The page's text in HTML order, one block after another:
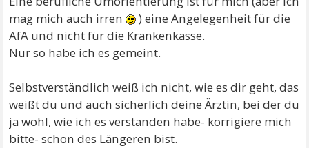
mag mich auch irren
) eine Angelegenheit für die
AfA und nicht für die Krankenkasse.
Nur so habe ich es gemeint.
Selbstverständlich weiß ich nicht, wie es dir geht, das
weißt du und auch sicherlich deine Ärztin, bei der du
ja wohl, wie ich es verstanden habe- korrigiere mich
bitte- schon des Längeren bist.